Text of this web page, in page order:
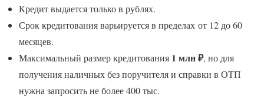
Кредит выдается только в рублях.
Срок кредитования варьируется в пределах от 12 до 60
месяцев.
Максимальный размер кредитования 1 млн ₽, но для
получения наличных без поручителя и справки в ОТП
нужна запросить не более 400 тыс.